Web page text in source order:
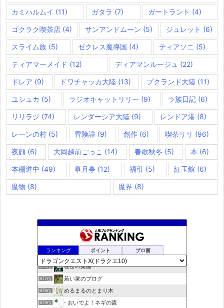
カミハルムイ (11) ガタラ (7) ガートラント (4)
ゴクラク喫茶店 (4) サンアンドムーン (5) ジュレット (6)
スライム族 (5) ゼクレス魔導国 (4) ティアソニ (5)
ティアマーメイド (12) ディアマンルージュ (22)
ドレア (9) ドワチャッカ大陸(13) プクランド大陸 (11)
ユシュカ (5) ラジオキャットリリー (9) ラ族日記 (6)
リリラジ (74) レンダーシア大陸 (9) レンドア港 (8)
レーンの村 (5) 冒険譚(9) 創作(6) 喫茶リリ (96)
夜顔 (6) 大岡越前ごっこ (14) 春歌秋冬 (5) 本 (6)
本棚道中 (49) 皐月亭 (12) 福引 (5) 紅玉館(6)
魔物 (8) 魔界 (8)
ランキング ポイント ブロ画
夢路電信草紙
875位 ドラクエＸプラス
876位 秘密の楽園
877位 若い衆のブログ
878位 めるまるのとまり木
879位 - おいでよ！ネギの森